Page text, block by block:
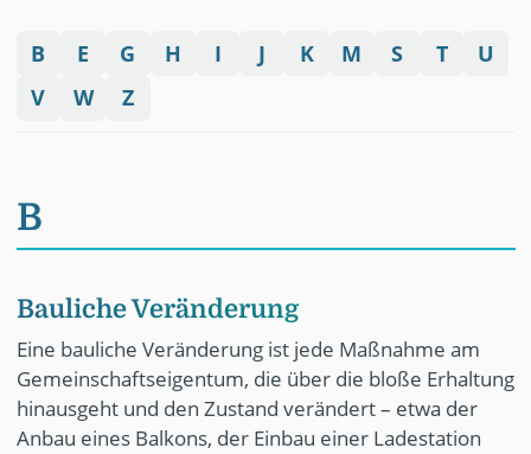
B E G H I J K M S T
U
V
W Z
B
Bauliche Veränderung
Eine bauliche Veränderung ist jede Maßnahme am
Gemeinschaftseigentum, die über die bloße Erhaltung
hinausgeht und den Zustand verändert – etwa der
Anbau eines Balkons, der Einbau einer Ladestation